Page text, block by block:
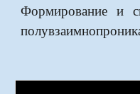
Формирование и